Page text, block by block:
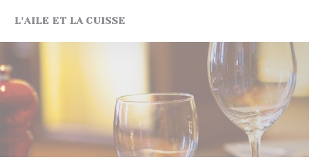
L'AILE ET LA CUISSE